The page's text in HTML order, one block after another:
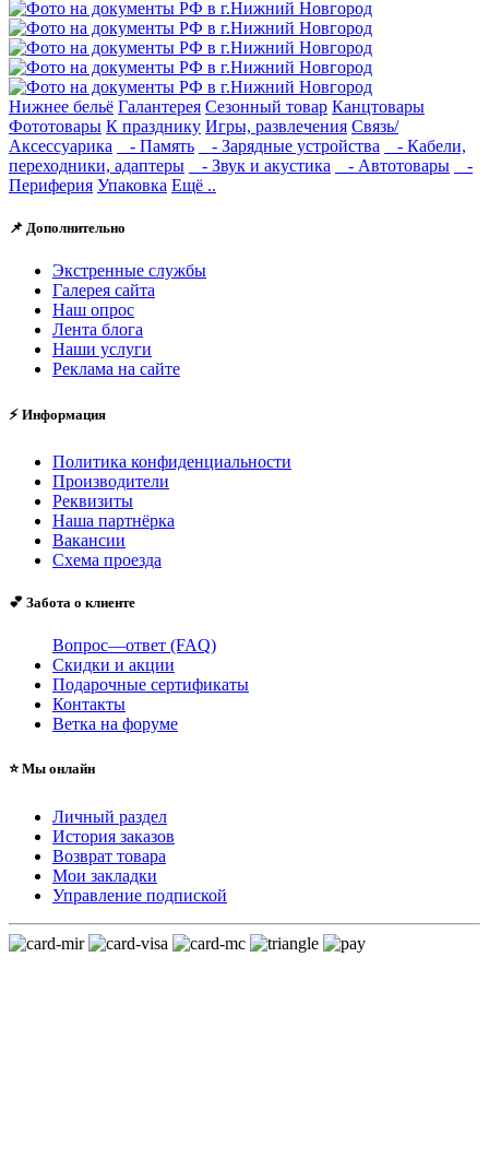
Нижнее бельё Галантерея Сезонный товар Канцтовары
Фототовары К празднику Игры, развлечения Связь/
Аксессуарика
- Память - Зарядные устройства
- Кабели,
переходники, адаптеры
- Звук и акустика - Автотовары
-
Периферия Упаковка Ещё ..
📌 Дополнительно
Экстренные службы
Галерея сайта
Наш опрос
Лента блога
Наши услуги
Реклама на сайте
⚡ Информация
Политика конфиденциальности
Производители
Реквизиты
Наша партнёрка
Вакансии
Схема проезда
💕 Забота о клиенте
Вопрос—ответ (FAQ)
Скидки и акции
Подарочные сертификаты
Контакты
Ветка на форуме
⭐ Мы онлайн
Личный раздел
История заказов
Возврат товара
Мои закладки
Управление подпиской